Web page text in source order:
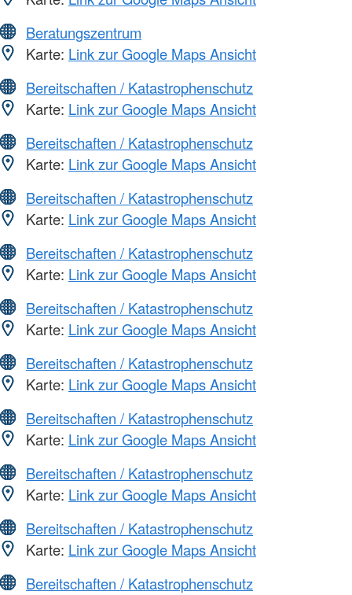
Beratungszentrum
Karte: Link zur Google Maps Ansicht
Bereitschaften / Katastrophenschutz
Karte: Link zur Google Maps Ansicht
Bereitschaften / Katastrophenschutz
Karte: Link zur Google Maps Ansicht
Bereitschaften / Katastrophenschutz
Karte: Link zur Google Maps Ansicht
Bereitschaften / Katastrophenschutz
Karte: Link zur Google Maps Ansicht
Bereitschaften / Katastrophenschutz
Karte: Link zur Google Maps Ansicht
Bereitschaften / Katastrophenschutz
Karte: Link zur Google Maps Ansicht
Bereitschaften / Katastrophenschutz
Karte: Link zur Google Maps Ansicht
Bereitschaften / Katastrophenschutz
Karte: Link zur Google Maps Ansicht
Bereitschaften / Katastrophenschutz
Karte: Link zur Google Maps Ansicht
Bereitschaften / Katastrophenschutz